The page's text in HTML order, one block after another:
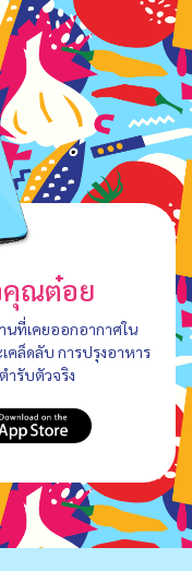
คุณต๋อย
นที่เคยออกอากาศใน
คล็ดลับ การปรุงอาหาร
ำรับตัวจริง